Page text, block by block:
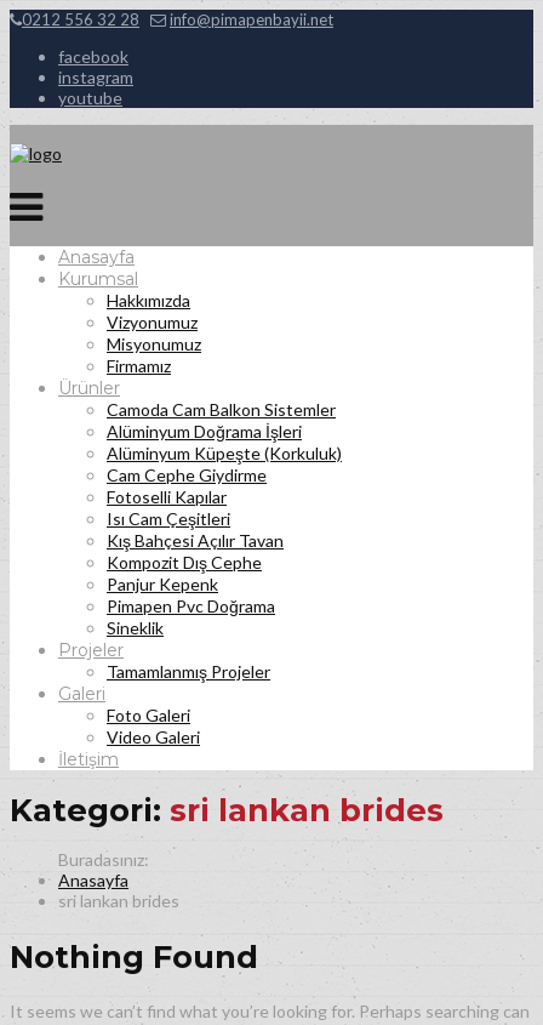
0212 556 32 28 info@pimapenbayii.net
facebook
instagram
youtube
Anasayfa
Kurumsal
Hakkımızda
Vizyonumuz
Misyonumuz
Firmamız
Ürünler
Camoda Cam Balkon Sistemler
Alüminyum Doğrama İşleri
Alüminyum Küpeşte (Korkuluk)
Cam Cephe Giydirme
Fotoselli Kapılar
Isı Cam Çeşitleri
Kış Bahçesi Açılır Tavan
Kompozit Dış Cephe
Panjur Kepenk
Pimapen Pvc Doğrama
Sineklik
Projeler
Tamamlanmış Projeler
Galeri
Foto Galeri
Video Galeri
İletişim
Kategori: sri lankan brides
Anasayfa
sri lankan brides
Nothing Found
It seems we can’t find what you’re looking for. Perhaps searching can